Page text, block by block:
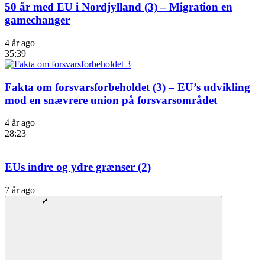
50 år med EU i Nordjylland (3) – Migration en
gamechanger
4 år ago
35:39
Fakta om forsvarsforbeholdet (3) – EU’s udvikling
mod en snævrere union på forsvarsområdet
4 år ago
28:23
EUs indre og ydre grænser (2)
7 år ago